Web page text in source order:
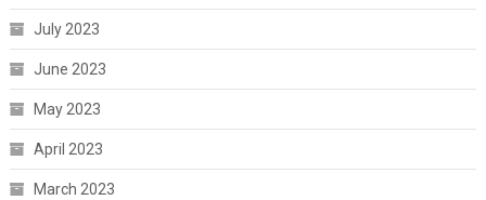
July 2023
June 2023
May 2023
April 2023
March 2023